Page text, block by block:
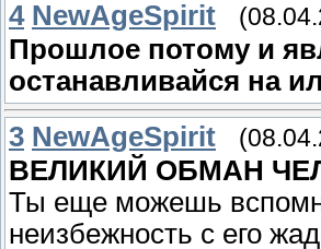
4 NewAgeSpirit
Прошлое потому и
останавливайся на
3 NewAgeSpirit
ВЕЛИКИЙ ОБМАН
Ты еще можешь
неизбежность с его